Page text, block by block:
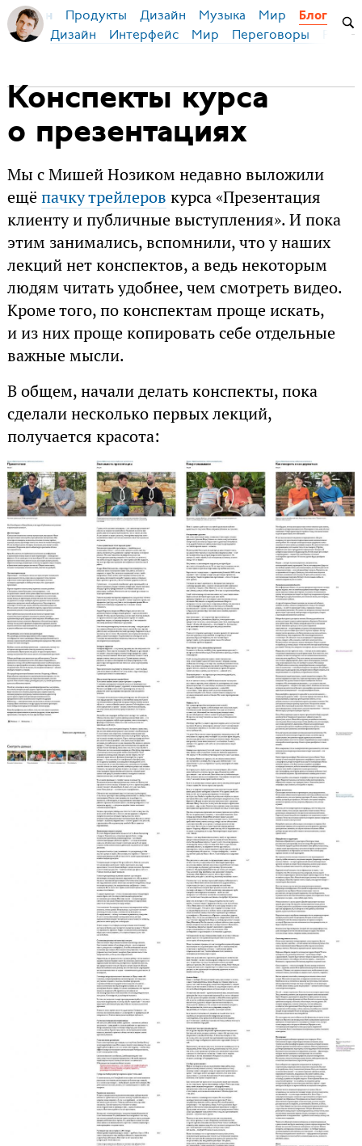
Бирман Продукты Дизайн Музыка Мир Блог
Дизайн Интерфейс Мир Переговоры
Конспекты курса
о презентациях
Мы с Мишей Нозиком недавно выложили
ещёпачку трейлеров курса «Презентация
клиенту и публичные выступления». И пока
этим занимались, вспомнили, что у наших
лекций нет конспектов, а ведь некоторым
людям читать удобнее, чем смотреть видео.
Кроме того, по конспектам проще искать,
и из них проще копировать себе отдельные
важные мысли.
В общем, начали делать конспекты, пока
сделали несколько первых лекций,
получается красота: